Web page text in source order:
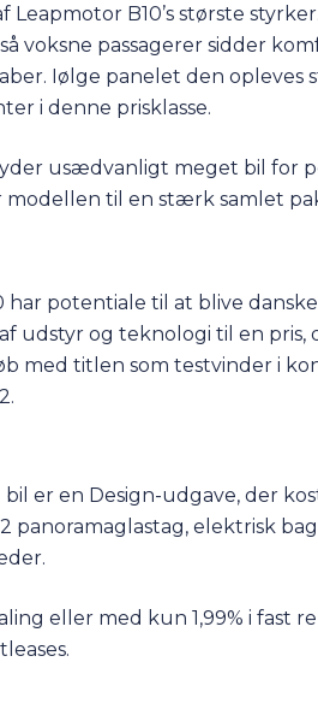
B10’s største
voksne passagerer sidder
Iølge panelet den opleves
i denne prisklasse.
usædvanligt meget bil for
modellen til en stærk samlet
potentiale til at blive
udstyr og teknologi til en pris,
med titlen som testvinder i
bil er en Design-udgave, der
panoramaglastag, elektrisk
eller med kun 1,99% i fast